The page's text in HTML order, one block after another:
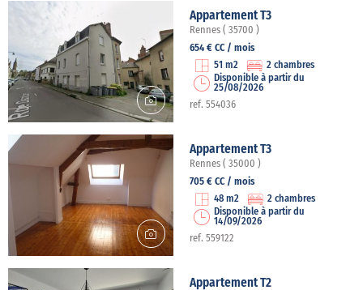
Appartement T3
Rennes ( 35700 )
654 € CC / mois
51 m2
2 chambres
Disponible à partir du
25/08/2026
ref. 554036
Appartement T3
Rennes ( 35000 )
705 € CC / mois
48 m2
2 chambres
Disponible à partir du
14/09/2026
ref. 559122
Appartement T2